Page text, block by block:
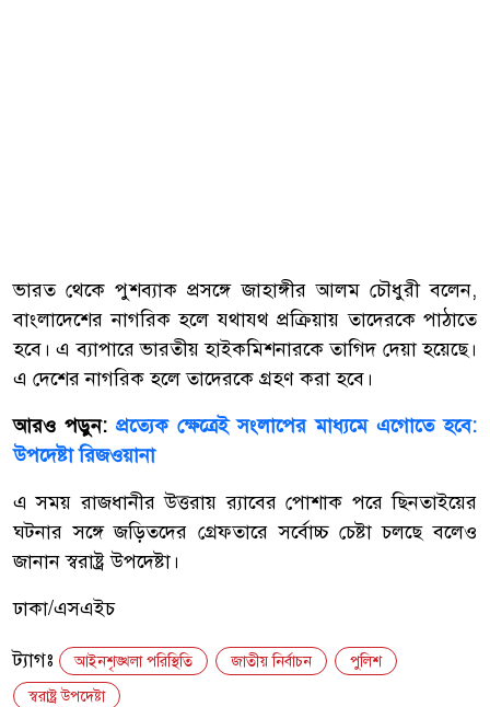
ভারত থেকে পুশব্যাক প্রসঙ্গে জাহাঙ্গীর আলম চৌধুরী বলেন,
বাংলাদেশের নাগরিক হলে যথাযথ প্রক্রিয়ায় তাদেরকে পাঠাতে
হবে। এ ব্যাপারে ভারতীয় হাইকমিশনারকে তাগিদ দেয়া হয়েছে।
এ দেশের নাগরিক হলে তাদেরকে গ্রহণ করা হবে।
আরও পড়ুন: প্রত্যেক ক্ষেত্রেই সংলাপের মাধ্যমে এগোতে হবে:
উপদেষ্টা রিজওয়ানা
এ সময় রাজধানীর উত্তরায় র‌্যাবের পোশাক পরে ছিনতাইয়ের
ঘটনার সঙ্গে জড়িতদের গ্রেফতারে সর্বোচ্চ চেষ্টা চলছে বলেও
জানান স্বরাষ্ট্র উপদেষ্টা।
ঢাকা/এসএইচ
ট্যাগঃ আইনশৃঙ্খলা পরিস্থিতি জাতীয় নির্বাচন
পুলিশ
স্বরাষ্ট্র উপদেষ্টা